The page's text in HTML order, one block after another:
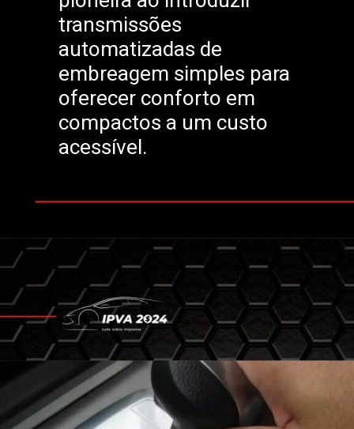
transmissões
automatizadas de
embreagem simples para
oferecer conforto em
compactos a um custo
acessível.